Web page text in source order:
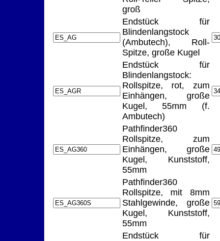
groß
Endstück für
Blindenlangstock
(Ambutech), Roll-
Spitze, große Kugel
Endstück für
Blindenlangstock:
Rollspitze, rot, zum
Einhängen, große
Kugel, 55mm (f.
Ambutech)
Pathfinder360
Rollspitze, zum
Einhängen, große
Kugel, Kunststoff,
55mm
Pathfinder360
Rollspitze, mit 8mm
Stahlgewinde, große
Kugel, Kunststoff,
55mm
Endstück für